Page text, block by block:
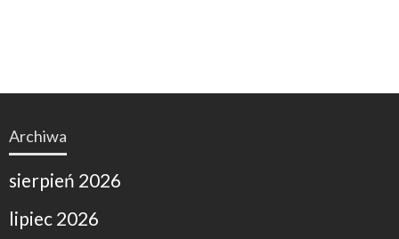
Archiwa
sierpień 2026
lipiec 2026